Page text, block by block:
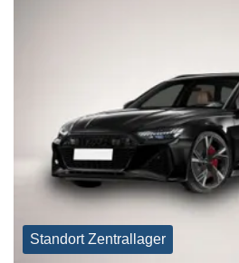
Standort Zentrallager